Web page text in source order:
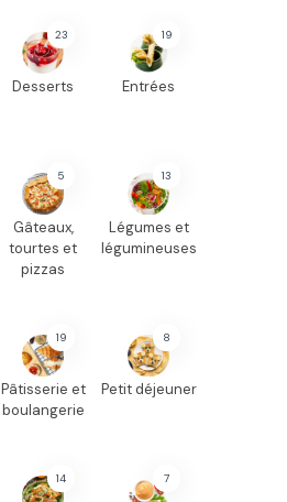
23
Desserts
19
Entrées
5
Gâteaux,
tourtes et
pizzas
13
Légumes et
légumineuses
19
Pâtisserie et
boulangerie
8
Petit déjeuner
14 7